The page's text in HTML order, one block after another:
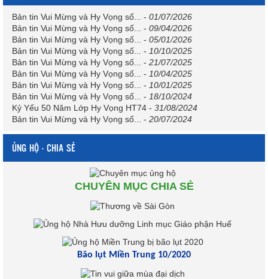
Bản tin Vui Mừng và Hy Vọng số... - 01/07/2026
Bản tin Vui Mừng và Hy Vọng số...
- 09/04/2026
Bản tin Vui Mừng và Hy Vọng số...
- 05/01/2026
Bản tin Vui Mừng và Hy Vọng số...
- 10/10/2025
Bản tin Vui Mừng và Hy Vọng số...
- 21/07/2025
Bản tin Vui Mừng và Hy Vọng số...
- 10/04/2025
Bản tin Vui Mừng và Hy Vọng số...
- 10/01/2025
Bản tin Vui Mừng và Hy Vọng số...
- 18/10/2024
Kỷ Yếu 50 Năm Lớp Hy Vọng HT74 - 31/08/2024
Bản tin Vui Mừng và Hy Vọng số...
- 20/07/2024
ỦNG HỘ - CHIA SẺ
CHUYÊN MỤC CHIA SẺ
Bão lụt Miền Trung 10/2020